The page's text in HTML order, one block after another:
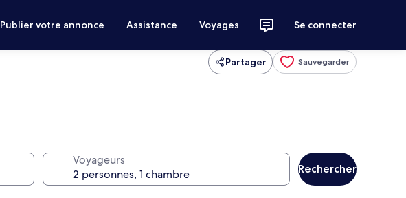
Publier votre annonce Assistance Voyages Se connecter
Partager Sauvegarder
Voyageurs
Rechercher